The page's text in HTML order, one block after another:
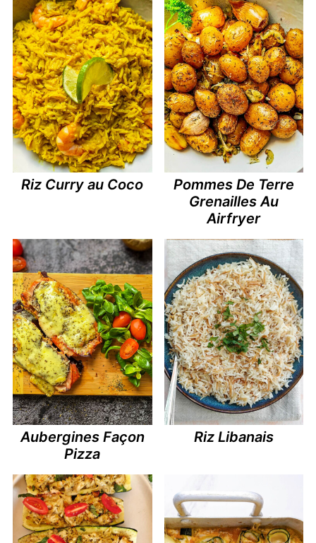
Riz Curry au Coco
Pommes De Terre
Grenailles Au
Airfryer
Aubergines Façon
Pizza
Riz Libanais